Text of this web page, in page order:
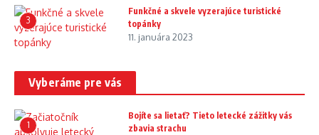
3
Funkčné a skvele vyzerajúce turistické
topánky
11. januára 2023
Vyberáme pre vás
1
Bojíte sa lietať? Tieto letecké zážitky vás
zbavia strachu